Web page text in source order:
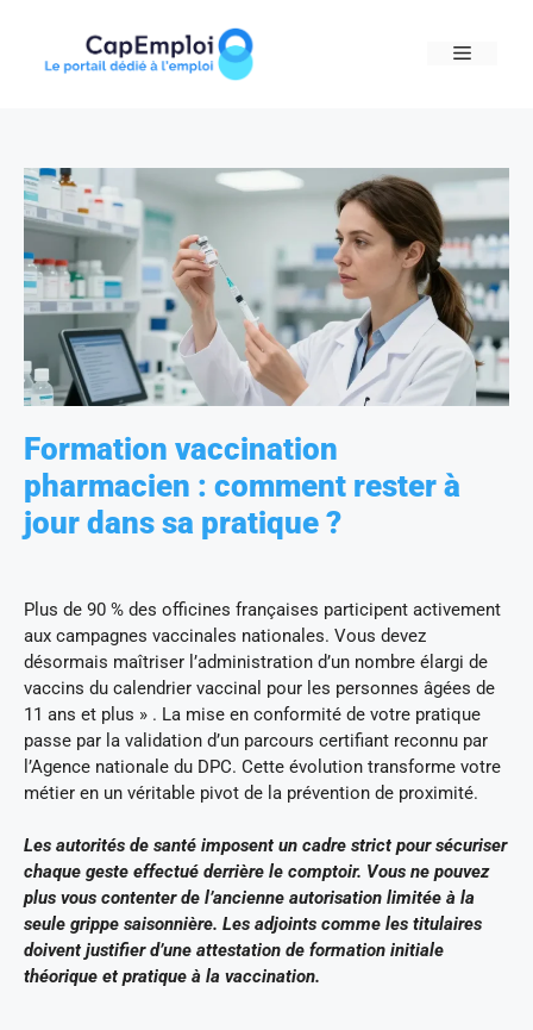
content
MENU
Formation vaccination
pharmacien : comment rester à
jour dans sa pratique ?
Plus de 90 % des officines françaises participent activement
aux campagnes vaccinales nationales. Vous devez
désormais maîtriser l’administration d’un nombre élargi de
vaccins du calendrier vaccinal pour les personnes âgées de
11 ans et plus » . La mise en conformité de votre pratique
passe par la validation d’un parcours certifiant reconnu par
l’Agence nationale du DPC. Cette évolution transforme votre
métier en un véritable pivot de la prévention de proximité.
Les autorités de santé imposent un cadre strict pour sécuriser
chaque geste effectué derrière le comptoir. Vous ne pouvez
plus vous contenter de l’ancienne autorisation limitée à la
seule grippe saisonnière. Les adjoints comme les titulaires
doivent justifier d’une attestation de formation initiale
théorique et pratique à la vaccination.